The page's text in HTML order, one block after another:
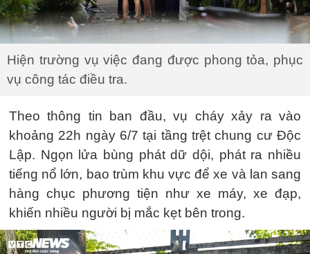
Hiện trường vụ việc đang được phong tỏa, phục
vụ công tác điều tra.
Theo thông tin ban đầu, vụ cháy xảy ra vào
khoảng 22h ngày 6/7 tại tầng trệt chung cư Độc
Lập. Ngọn lửa bùng phát dữ dội, phát ra nhiều
tiếng nổ lớn, bao trùm khu vực để xe và lan sang
hàng chục phương tiện như xe máy, xe đạp,
khiến nhiều người bị mắc kẹt bên trong.